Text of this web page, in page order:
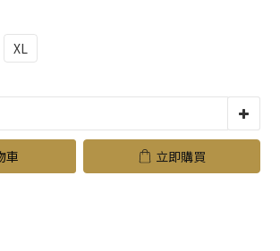
XL
車 立即購買